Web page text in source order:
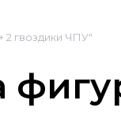
2 гвоздики ЧПУ"